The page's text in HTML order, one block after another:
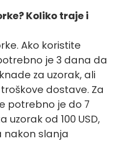
Koliko traje i
Ako koristite
je 3 dana da
za uzorak, ali
dostave. Za
potrebno je do 7
uzorak od 100 USD,
nakon slanja